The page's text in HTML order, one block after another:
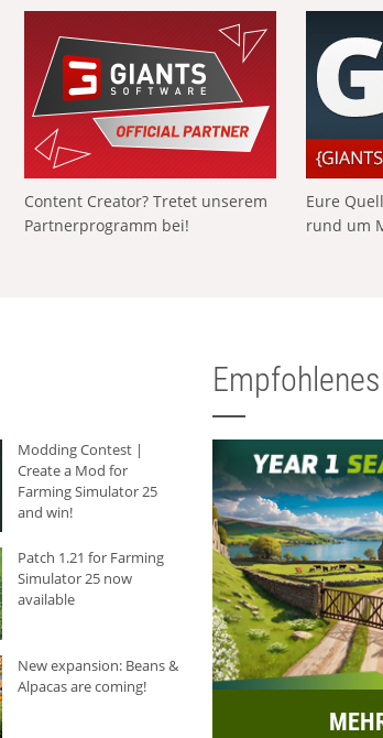
Content Creator? Tretet unserem
Partnerprogramm bei!
Eure
rund um
Modding Contest |
Create a Mod for
Farming Simulator 25
and win!
Patch 1.21 for Farming
Simulator 25 now
available
New expansion: Beans &
Alpacas are coming!